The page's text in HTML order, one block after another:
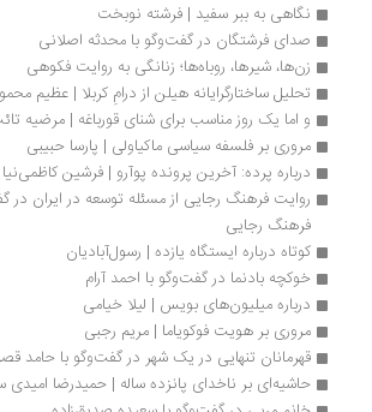
نگاهی به ببر سفید | فرشته نوبخت
صدای فرشتگان در گفت‌وگو با محدثه اصلانی
زن‌ها، شیرها، روباه‌ها؛ زنانگی به روایت فکوهی
تحلیل ساختارگرایانه هیلن از درامِ کربلا | عظیم محمودآبادی
و اما یک روز مناسب برای شنای قورباغه | مرضیه تائب
مروری بر فلسفه سیاسی ماکیاولی | پارسا حبیبی
درباره پرده: آخرین پرونده پوآرو | فرشین کاظمی‌نیا
فرهنگ رجایی
کوتاه درباره ایستگاه یازده | رسول‌آبادیان
خوکچه‌ بادنما در گفت‌وگو با احمد آرام
درباره میلیون‌های بویس | لیلا خیامی
مروری بر هویت فوکویاما | مریم رجبی
قهرمانان تنهایی در یک شهر در گفت‌وگو با حامد قصری
حاشیه‌ای بر ناخدای پانزده ساله | حمیدرضا امیدی سرور